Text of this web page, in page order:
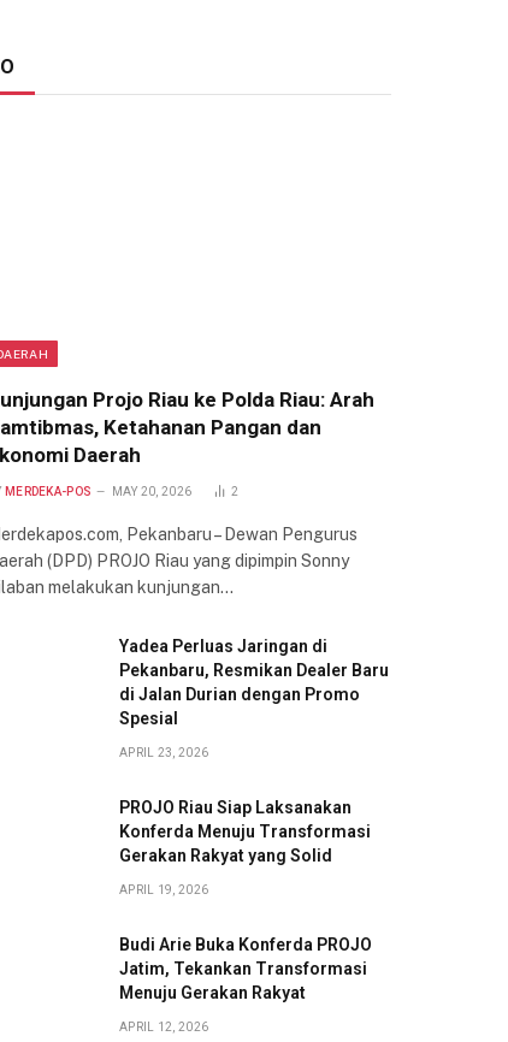
Projo Riau ke Polda Riau: Arah
Ketahanan Pangan dan
Daerah
MERDEKA-POS MAY 20, 2026 2
Pekanbaru – Dewan Pengurus
(DPD) PROJO Riau yang dipimpin Sonny
melakukan kunjungan…
Yadea Perluas Jaringan di
Pekanbaru, Resmikan Dealer Baru
di Jalan Durian dengan Promo
Spesial
APRIL 23, 2026
PROJO Riau Siap Laksanakan
Konferda Menuju Transformasi
Gerakan Rakyat yang Solid
APRIL 19, 2026
Budi Arie Buka Konferda PROJO
Jatim, Tekankan Transformasi
Menuju Gerakan Rakyat
APRIL 12, 2026